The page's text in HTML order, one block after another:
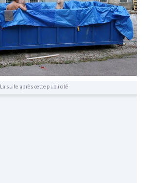
La suite après cette publicité